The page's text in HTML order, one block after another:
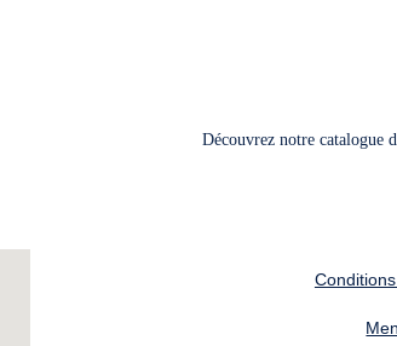
Découvrez notre catalogue